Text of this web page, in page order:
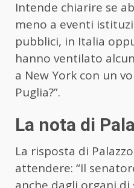
Intende chiarire se
meno a eventi
pubblici, in Italia
hanno ventilato
a New York con un
Puglia?”.
La nota di
La risposta di
attendere: “Il